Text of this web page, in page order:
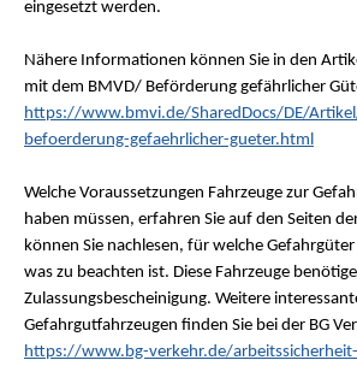
eingesetzt werden.
Nähere Informationen können Sie in den
mit dem BMVD/ Beförderung gefährlicher
https://www.bmvi.de/SharedDocs/DE/
befoerderung-gefaehrlicher-gueter.html
Welche Voraussetzungen Fahrzeuge zur
haben müssen, erfahren Sie auf den Seiten
können Sie nachlesen, für welche
was zu beachten ist. Diese Fahrzeuge
Zulassungsbescheinigung. Weitere
Gefahrgutfahrzeugen finden Sie bei der BG
https://www.bg-verkehr.de/arbeitssicherheit-